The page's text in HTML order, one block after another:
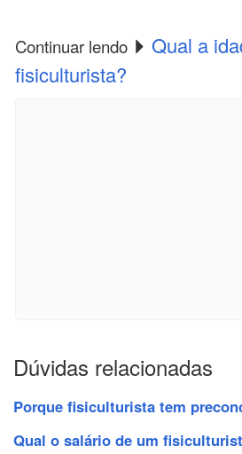
Continuar lendo
Qual a
fisiculturista?
Dúvidas relacionadas
Porque fisiculturista tem
Qual o salário de um